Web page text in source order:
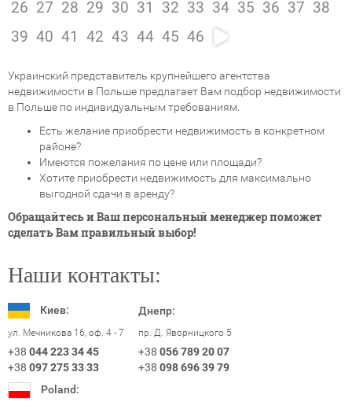
26 27 28 29 30 31 32 33 34 35 36 37 38
39 40 41 42 43 44 45 46
Украинский представитель крупнейшего агентства
недвижимости в Польше предлагает Вам подбор недвижимости
в Польше по индивидуальным требованиям.
Есть желание приобрести недвижимость в конкретном
районе?
Имеются пожелания по цене или площади?
Хотите приобрести недвижимость для максимально
выгодной сдачи в аренду?
Обращайтесь и Ваш персональный менеджер поможет
сделать Вам правильный выбор!
Наши контакты:
Киев:
ул. Мечникова 16, оф. 4 - 7
+38 044 223 34 45
+38 097 275 33 33
Днепр:
пр. Д. Яворницкого 5
+38 056 789 20 07
+38 098 696 39 79
Poland: